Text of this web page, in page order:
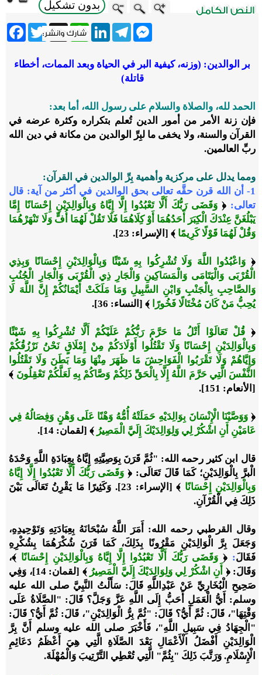
بدون تشكيل
Twitter X
WhatsApp
LinkedInTelegram
Messenger
بر الوالدين: (وزنه، كيفية البر في الحياة وبعد الممات، أخطاء
قاتلة)
الحمد لله، والصلاة والسلام على رسول الله، أما بعد:
فإن زنة الأمر من أمور الدين تُعلم بتكراره وكثرة عرضه في
القرآن والسنة، ولا يخفى ما لبِرِّ الوالدين من مكانة في دين الله
ربِّ العالمين.
ومما يدلل على مركزية وأهمية بِرِّ الوالدين في القرآن:
1- أن الله قرن حقَّه تعالى بحق الوالدين في أكثر من آية: قال
تعالى:﴿وَقَضَى رَبُّكَ أَلَّا تَعْبُدُوا إِلَّا إِيَّاهُ وَبِالْوَالِدَيْنِ إِحْسَانًا إِمَّا
يَبْلُغَنَّ عِنْدَكَ الْكِبَرَ أَحَدُهُمَا أَوْ كِلَاهُمَا فَلَا تَقُلْ لَهُمَا أُفٍّ وَلَا تَنْهَرْهُمَا
وَقُلْ لَهُمَا قَوْلًا كَرِيمًا ﴾ [الإسراء: 23].
﴿ وَاعْبُدُوا اللَّهَ وَلَا تُشْرِكُوا بِهِ شَيْئًا وَبِالْوَالِدَيْنِ إِحْسَانًا وَبِذِي
الْقُرْبَى وَالْيَتَامَى وَالْمَسَاكِينِ وَالْجَارِ ذِي الْقُرْبَى وَالْجَارِ الْجُنُبِ
وَالصَّاحِبِ بِالْجَنْبِ وَابْنِ السَّبِيلِ وَمَا مَلَكَتْ أَيْمَانُكُمْ إِنَّ اللَّهَ لَا
يُحِبُّ مَنْ كَانَ مُخْتَالًا فَخُورًا
﴾ [النساء: 36].
﴿ قُلْ تَعَالَوْا أَتْلُ مَا حَرَّمَ رَبُّكُمْ عَلَيْكُمْ أَلَّا تُشْرِكُوا بِهِ شَيْئًا
وَبِالْوَالِدَيْنِ إِحْسَانًا وَلَا تَقْتُلُوا أَوْلَادَكُمْ مِنْ إِمْلَاقٍ نَحْنُ نَرْزُقُكُمْ
وَإِيَّاهُمْ وَلَا تَقْرَبُوا الْفَوَاحِشَ مَا ظَهَرَ مِنْهَا وَمَا بَطَنَ وَلَا تَقْتُلُوا
النَّفْسَ الَّتِي حَرَّمَ اللَّهُ إِلَّا بِالْحَقِّ ذَلِكُمْ وَصَّاكُمْ بِهِ لَعَلَّكُمْ تَعْقِلُونَ ﴾
[الأنعام: 151].
﴿ وَوَصَّيْنَا الْإِنْسَانَ بِوَالِدَيْهِ حَمَلَتْهُ أُمُّهُ وَهْنًا عَلَى وَهْنٍ وَفِصَالُهُ فِي
عَامَيْنِ أَنِ اشْكُرْ لِي وَلِوَالِدَيْكَ إِلَيَّ الْمَصِيرُ ﴾ [لقمان: 14].
قال ابن كثير رحمه الله: "ثُمَّ قَرَنَ بِوَصِيَّتِهِ إِيَّاهُ بِعِبَادَةِ اللَّهِ وَحْدَهُ
الْبرَّ بِالْوَالِدَيْنِ؛ كَمَا قَالَ تَعَالَى: ﴿وَقَضَى رَبُّكَ أَلَّا تَعْبُدُوا إِلَّا إِيَّاهُ
وَبِالْوَالِدَيْنِ إِحْسَانًا
﴾ [الإسراء: 23]. وَكَثِيرًا مَا يَقْرِنُ تَعَالَى بَيْنَ
ذَلِكَ فِي الْقُرْآنِ.
وقال القرطبي رحمه الله: أَمَرَ اللَّهُ سُبْحَانَهُ بِعِبَادَتِهِ وَتَوْحِيدِهِ،
وَجَعَلَ بِرَّ الْوَالِدَيْنِ مَقْرُونًا بِذَلِكَ، كَمَا قَرَنَ شُكْرَهُمَا بِشُكْرِهِ
فَقَالَ: ﴿ وَقَضَى رَبُّكَ أَلَّا تَعْبُدُوا إِلَّا إِيَّاهُ وَبِالْوَالِدَيْنِ إِحْسَانًا ﴾،
وَقَالَ:﴿ أَنِ اشْكُرْ لِي وَلِوَالِدَيْكَ إِلَيَّ الْمَصِيرُ ﴾
[لقمان: 14]، وَفِي
صَحِيحِ الْبُخَارِيِّ عَنْ عَبْدِاللَّهِ قَالَ: سَأَلْتُ النَّبِيَّ صلى الله عليه
وسلم: أَيُّ الْعَمَلِ أَحَبُّ إِلَى اللَّهِ عَزَّ وَجَلَّ؟ قَالَ: "الصَّلَاةُ عَلَى
وَقْتِهَا"، قَالَ: ثُمَّ أَيُّ؟ قَالَ: "ثُمَّ بِرُّ الْوَالِدَيْنِ"، قَالَ: ثُمَّ أَيُّ؟ قَالَ:
"الْجِهَادُ فِي سَبِيلِ اللَّهِ"، فَأَخْبَرَ صلى الله عليه وسلم أَنَّ بِرَّ
الْوَالِدَيْنِ أَفْضَلُ الْأَعْمَالِ بَعْدَ الصَّلَاةِ الَّتِي هِيَ أَعْظَمُ دَعَائِمِ
الْإِسْلَامِ. وَرَتَّبَ ذَلِكَ "بِثُمَّ" الَّتِي تُعْطِي التَّرْتِيبَ وَالْمُهْلَةَ.